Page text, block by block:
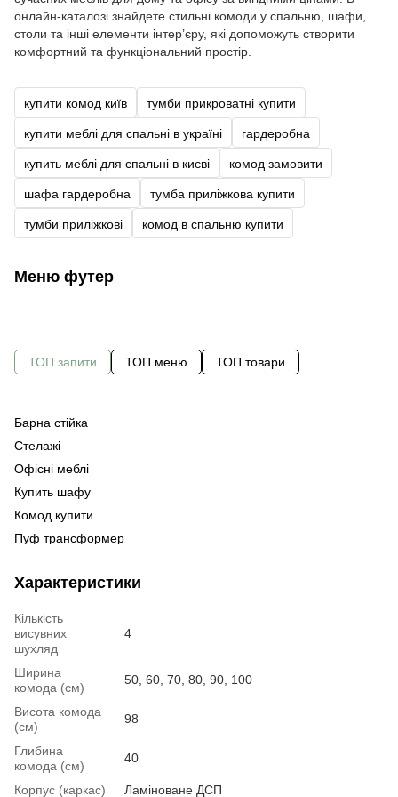
онлайн-каталозі знайдете стильні комоди у спальню, шафи,
столи та інші елементи інтер’єру, які допоможуть створити
комфортний та функціональний простір.
купити комод київ тумби прикроватні купити
купити меблі для спальні в україні гардеробна
купить меблі для спальні в києві комод замовити
шафа гардеробна тумба приліжкова купити
тумби приліжкові комод в спальню купити
Меню футер
ТОП запити ТОП меню ТОП товари
Барна стійка
Стелажі
Офісні меблі
Купить шафу
Комод купити
Пуф трансформер
Меблі київ купити
Купити підставку для вазонів
Журнальні столики в білому кольорі
Купити спальні
Купить тв тумбу
Купити стол для компьютера
Меблі для гостинної
Білі кухонні столи
Характеристики
Кількість
висувних
шухляд
4
Ширина
комода (см)
50, 60, 70, 80, 90, 100
Висота комода
(см)
98
Глибина
комода (см)
40
Корпус (каркас)
Ламіноване ДСП